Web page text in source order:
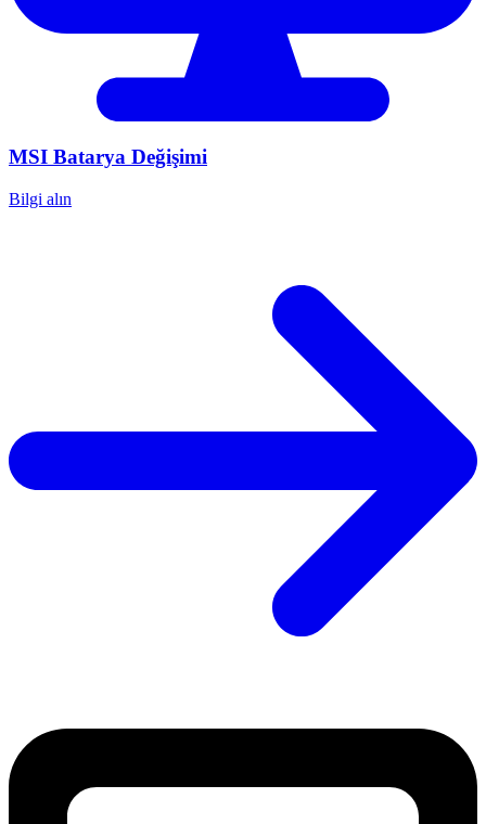
MSI Batarya Değişimi
Bilgi alın